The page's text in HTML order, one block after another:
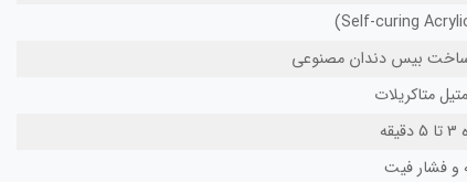
بیس دندان مصنوعی
و فشار فیت